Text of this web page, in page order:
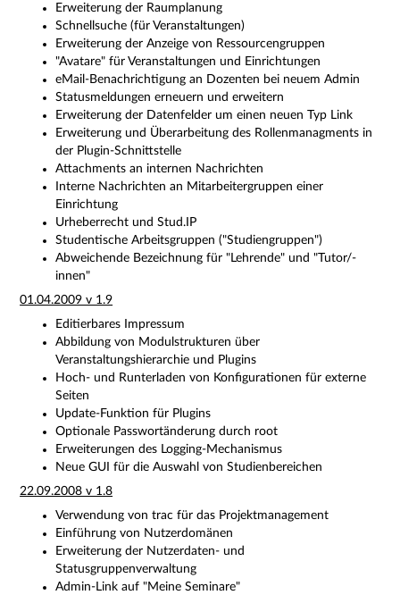
Erweiterung der Raumplanung
Schnellsuche (für Veranstaltungen)
Erweiterung der Anzeige von Ressourcengruppen
"Avatare" für Veranstaltungen und Einrichtungen
eMail-Benachrichtigung an Dozenten bei neuem Admin
Statusmeldungen erneuern und erweitern
Erweiterung der Datenfelder um einen neuen Typ Link
Erweiterung und Überarbeitung des Rollenmanagments in
der Plugin-Schnittstelle
Attachments an internen Nachrichten
Interne Nachrichten an Mitarbeitergruppen einer
Einrichtung
Urheberrecht und Stud.IP
Studentische Arbeitsgruppen ("Studiengruppen")
Abweichende Bezeichnung für "Lehrende" und "Tutor/-
innen"
01.04.2009 v 1.9
Editierbares Impressum
Abbildung von Modulstrukturen über
Veranstaltungshierarchie und Plugins
Hoch- und Runterladen von Konfigurationen für externe
Seiten
Update-Funktion für Plugins
Optionale Passwortänderung durch root
Erweiterungen des Logging-Mechanismus
Neue GUI für die Auswahl von Studienbereichen
22.09.2008 v 1.8
Verwendung von trac für das Projektmanagement
Einführung von Nutzerdomänen
Erweiterung der Nutzerdaten- und
Statusgruppenverwaltung
Admin-Link auf "Meine Seminare"